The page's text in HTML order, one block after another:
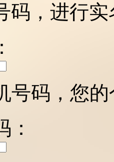
码，进行
号码，您
：